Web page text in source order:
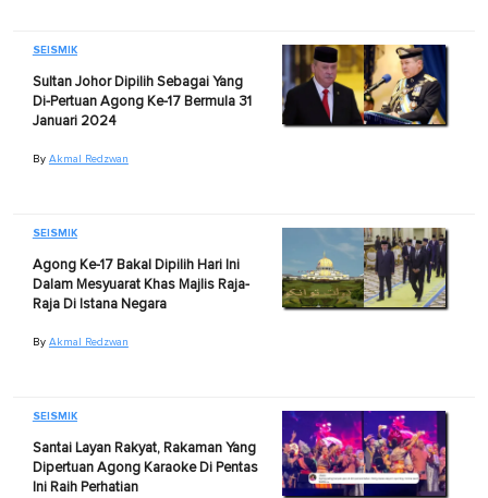
SEISMIK
Sultan Johor Dipilih Sebagai Yang
Di-Pertuan Agong Ke-17 Bermula 31
Januari 2024
By Akmal Redzwan
SEISMIK
Agong Ke-17 Bakal Dipilih Hari Ini
Dalam Mesyuarat Khas Majlis Raja-
Raja Di Istana Negara
By Akmal Redzwan
SEISMIK
Santai Layan Rakyat, Rakaman Yang
Dipertuan Agong Karaoke Di Pentas
Ini Raih Perhatian